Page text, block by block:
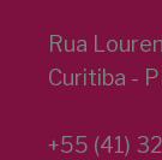
Rua
Curitiba -
+55 (41)